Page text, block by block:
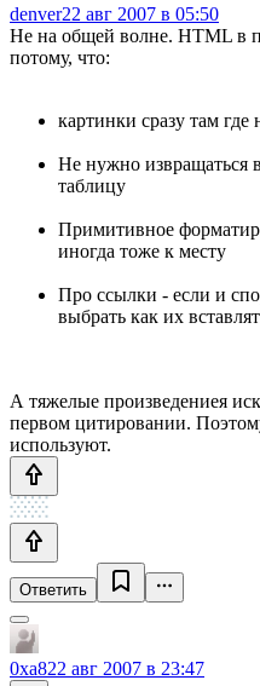
denver22 авг 2007 в 05:50
Не на общей волне. HTML в
потому, что:
картинки сразу там
Не нужно извращаться
таблицу
Примитивное
иногда тоже к месту
Про ссылки - если и
выбрать как их
А тяжелые произведениея
первом цитировании.
используют.
Ответить
0xa822 авг 2007 в 23:47